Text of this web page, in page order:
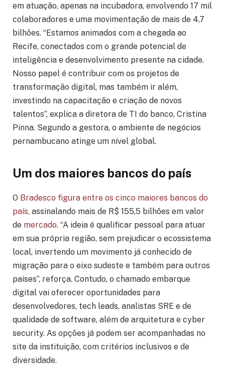
em atuação, apenas na incubadora, envolvendo 17 mil
colaboradores e uma movimentação de mais de 4,7
bilhões. “Estamos animados com a chegada ao
Recife, conectados com o grande potencial de
inteligência e desenvolvimento presente na cidade.
Nosso papel é contribuir com os projetos de
transformação digital, mas também ir além,
investindo na capacitação e criação de novos
talentos”, explica a diretora de TI do banco, Cristina
Pinna. Segundo a gestora, o ambiente de negócios
pernambucano atinge um nível global.
Um dos maiores bancos do país
O Bradesco figura entre os cinco maiores bancos do
país, assinalando mais de R$ 155,5 bilhões em valor
de mercado. “A ideia é qualificar pessoal para atuar
em sua própria região, sem prejudicar o ecossistema
local, invertendo um movimento já conhecido de
migração para o eixo sudeste e também para outros
países”, reforça. Contudo, o chamado embarque
digital vai oferecer oportunidades para
desenvolvedores, tech leads, analistas SRE e de
qualidade de software, além de arquitetura e cyber
security. As opções já podem ser acompanhadas no
site da instituição, com critérios inclusivos e de
diversidade.